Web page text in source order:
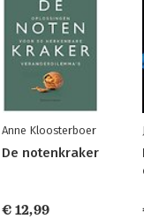
Anne Kloosterboer
De notenkraker
€ 12,99